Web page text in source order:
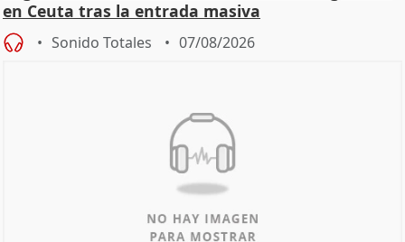
en Ceuta tras la entrada masiva
Sonido Totales 07/08/2026